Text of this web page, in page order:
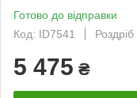
Готово до відправки
Код: ID7541
Роздріб
5 475 ₴